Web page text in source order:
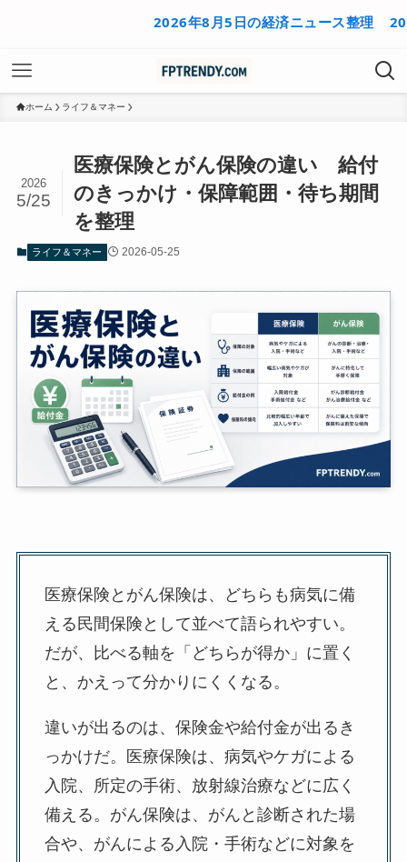
2026年8月5日の経済ニュース整理 2026年8
ホーム ライフ＆マネー
医療保険とがん保険の違い 給付
のきっかけ・保障範囲・待ち期間
を整理
2026
5/25
ライフ＆マネー 2026-05-25
医療保険とがん保険は、どちらも病気に備
える民間保険として並べて語られやすい。
だが、比べる軸を「どちらが得か」に置く
と、かえって分かりにくくなる。
違いが出るのは、保険金や給付金が出るき
っかけだ。医療保険は、病気やケガによる
入院、所定の手術、放射線治療などに広く
備える。がん保険は、がんと診断された場
合や、がんによる入院・手術などに対象を